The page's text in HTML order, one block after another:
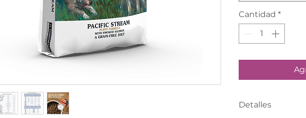
Cantidad *
Detalles